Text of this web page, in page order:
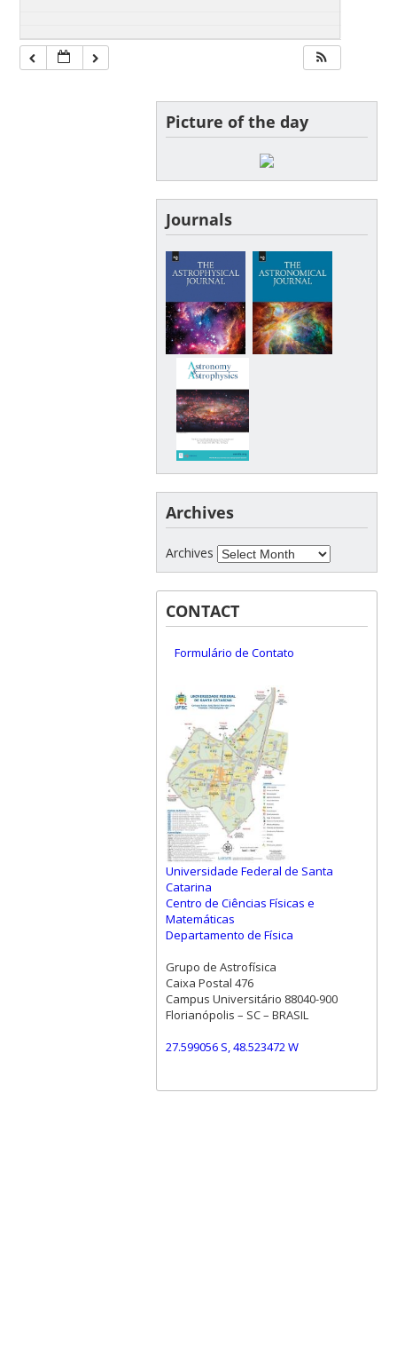
Picture of the day
Journals
Archives
Archives
CONTACT
Formulário de Contato
Universidade Federal de Santa
Catarina
Centro de Ciências Físicas e
Matemáticas
Departamento de Física
Grupo de Astrofísica
Caixa Postal 476
Campus Universitário 88040-900
Florianópolis – SC – BRASIL
27.599056 S, 48.523472 W